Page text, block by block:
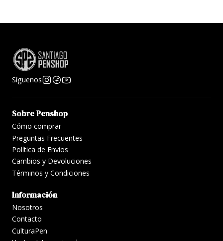
Síguenos
Sobre Penshop
Cómo comprar
Preguntas Frecuentes
Política de Envíos
Cambios y Devoluciones
Términos y Condiciones
Información
Nosotros
Contacto
CulturaPen